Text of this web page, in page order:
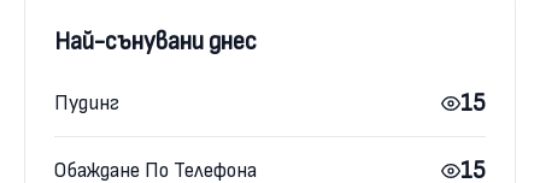
Най-сънувани днес
Пудинг 15
Обаждане По Телефона 15